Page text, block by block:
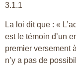
3.1.1
La loi dit que : «
est le témoin d’un
premier versement
n’y a pas de